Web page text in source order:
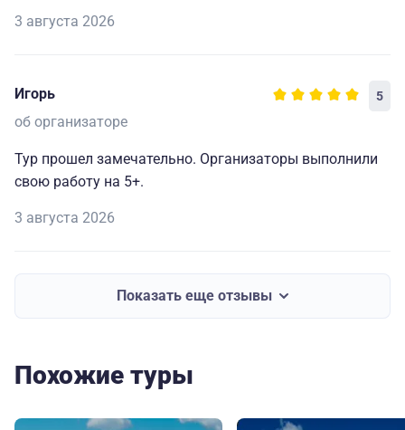
3 августа 2026
Игорь 5
об организаторе
Тур прошел замечательно. Организаторы выполнили
свою работу на 5+.
3 августа 2026
Показать еще отзывы
Похожие туры